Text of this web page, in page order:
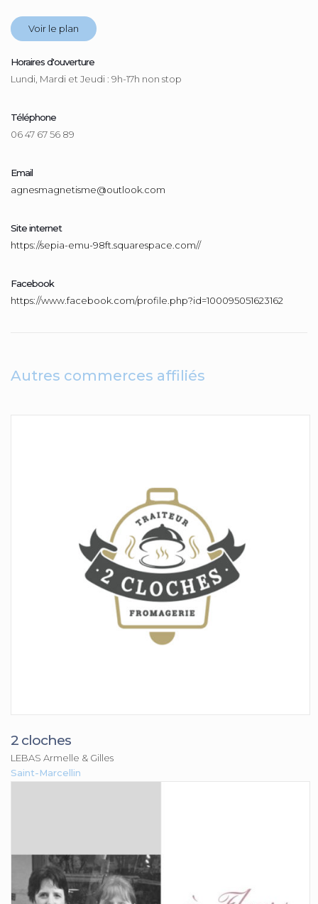
Voir le plan
Horaires d'ouverture
Lundi, Mardi et Jeudi : 9h-17h non stop
Téléphone
06 47 67 56 89
Email
agnesmagnetisme@outlook.com
Site internet
https://sepia-emu-98ft.squarespace.com//
Facebook
https://www.facebook.com/profile.php?id=100095051623162
Autres commerces affiliés
2 cloches
LEBAS Armelle & Gilles
Saint-Marcellin